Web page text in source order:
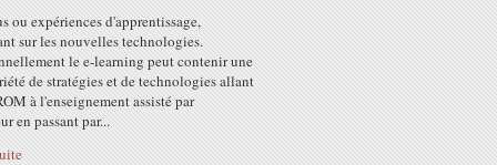
ou expériences d'apprentissage,
sur les nouvelles technologies.
le e-learning peut contenir une
de stratégies et de technologies allant
à l'enseignement assisté par
en passant par...